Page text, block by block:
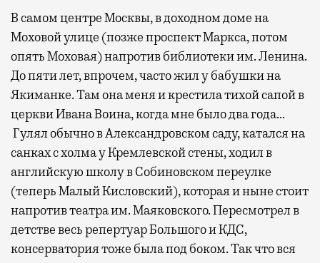
В самом центре Москвы, в доходном доме на
Моховой улице (позже проспект Маркса, потом
опять Моховая) напротив библиотеки им. Ленина.
До пяти лет, впрочем, часто жил у бабушки на
Якиманке. Там она меня и крестила тихой сапой в
церкви Ивана Воина, когда мне было два года…
Гулял обычно в Александровском саду, катался на
санках с холма у Кремлевской стены, ходил в
английскую школу в Собиновском переулке
(теперь Малый Кисловский), которая и ныне стоит
напротив театра им. Маяковского. Пересмотрел в
детстве весь репертуар Большого и КДС,
консерватория тоже была под боком. Так что вся